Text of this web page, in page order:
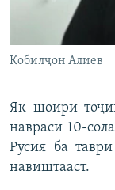
Қобилҷон Алиев
Як шоири
навраси 10-
Русия ба
навиштааст.